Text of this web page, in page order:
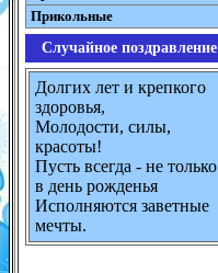
Прикольные
Случайное поздравление
Долгих лет и крепкого
здоровья,
Молодости, силы,
красоты!
Пусть всегда - не только
в день рожденья
Исполняются заветные
мечты.